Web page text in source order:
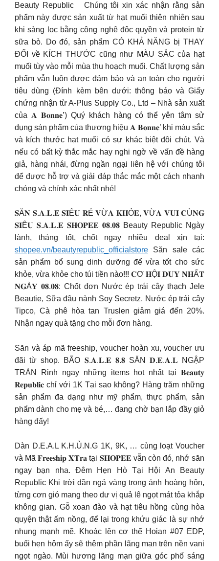
Beauty Republic Chúng tôi xin xác nhận rằng sản
phẩm này được sản xuất từ hạt muối thiên nhiên sau
khi sàng lọc bằng công nghệ độc quyền và protein từ
sữa bò. Do đó, sản phẩm CÓ KHẢ NĂNG bị THAY
ĐỔI về KÍCH THƯỚC cũng như MÀU SẮC của hạt
muối tùy vào mỗi mùa thu hoạch muối. Chất lượng sản
phẩm vẫn luôn được đảm bảo và an toàn cho người
tiêu dùng (Đính kèm bên dưới: thông báo và Giấy
chứng nhận từ A-Plus Supply Co., Ltd – Nhà sản xuất
của 𝐀 𝐁𝐨𝐧𝐧𝐞’) Quý khách hàng có thể yên tâm sử
dụng sản phẩm của thương hiệu 𝐀 𝐁𝐨𝐧𝐧𝐞’ khi màu sắc
và kích thước hạt muối có sự khác biệt đôi chút. Và
nếu có bất kỳ thắc mắc hay nghi ngờ về vấn đề hàng
giả, hàng nhái, đừng ngần ngại liên hệ với chúng tôi
để được hỗ trợ và giải đáp thắc mắc một cách nhanh
chóng và chính xác nhất nhé!
𝐒Ă𝐍 𝐒.𝐀.𝐋.𝐄 𝐒𝐈Ê𝐔 𝐑Ẻ 𝐕Ừ𝐀 𝐊𝐇Ỏ𝐄, 𝐕Ừ𝐀 𝐕𝐔𝐈 𝐂Ù𝐍𝐆
𝐒𝐈Ê𝐔 𝐒.𝐀.𝐋.𝐄 𝐒𝐇𝐎𝐏𝐄𝐄 𝟎𝟖.𝟎𝟖 Beauty Republic Ngày
lành, tháng tốt, chốt ngay nhiều deal xịn tại:
shopee.vn/beautyrepublic_officialstore Săn sale các
sản phẩm bổ sung dinh dưỡng để vừa tốt cho sức
khỏe, vừa khỏe cho túi tiền nào!!! 𝐂Ơ 𝐇Ộ𝐈 𝐃𝐔𝐘 𝐍𝐇Ấ𝐓
𝐍𝐆À𝐘 𝟎𝟖.𝟎𝟖: Chốt đơn Nước ép trái cây thạch Jele
Beautie, Sữa đậu nành Soy Secretz, Nước ép trái cây
Tipco, Cà phê hòa tan Truslen giảm giá đến 20%.
Nhận ngay quà tặng cho mỗi đơn hàng.
Săn và áp mã freeship, voucher hoàn xu, voucher ưu
đãi từ shop. BÃO 𝐒.𝐀.𝐋.𝐄 𝟖.𝟖 SĂN 𝐃.𝐄.𝐀.𝐋 NGẬP
TRÀN Rinh ngay những items hot nhất tại 𝐁𝐞𝐚𝐮𝐭𝐲
𝐑𝐞𝐩𝐮𝐛𝐥𝐢𝐜 chỉ với 1K Tại sao không? Hàng trăm những
sản phẩm đa dạng như mỹ phẩm, thực phẩm, sản
phẩm dành cho mẹ và bé,… đang chờ bạn lắp đầy giỏ
hàng đấy!
Dàn D.E.A.L K.H.Ủ.N.G 1K, 9K, … cùng loạt Voucher
và Mã 𝐅𝐫𝐞𝐞𝐬𝐡𝐢𝐩 𝐗𝐓𝐫𝐚 tại 𝐒𝐇𝐎𝐏𝐄𝐄 vẫn còn đó, nhớ săn
ngay bạn nha. Đêm Hẹn Hò Tại Hội An Beauty
Republic Khi trời dần ngả vàng trong ánh hoàng hôn,
từng cơn gió mang theo dư vị quả lê ngọt mát tỏa khắp
không gian. Gỗ xoan đào và hạt tiêu hồng cùng hòa
quyện thật ấm nồng, để lại trong khứu giác là sự nhớ
nhung mạnh mẽ. Khoác lên cơ thể Hoian #07 EDP,
buổi hẹn hôm ấy sẽ thêm phần lãng mạn trên nền vani
ngọt ngào. Mùi hương lãng mạn giữa góc phố sáng